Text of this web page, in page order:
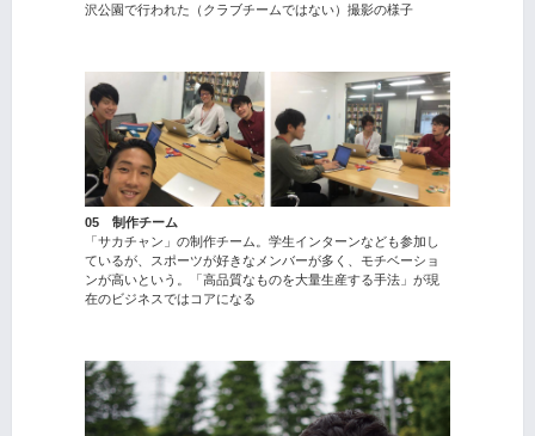
沢公園で行われた（クラブチームではない）撮影の様子
05 制作チーム
「サカチャン」の制作チーム。学生インターンなども参加し
ているが、スポーツが好きなメンバーが多く、モチベーショ
ンが高いという。「高品質なものを大量生産する手法」が現
在のビジネスではコアになる